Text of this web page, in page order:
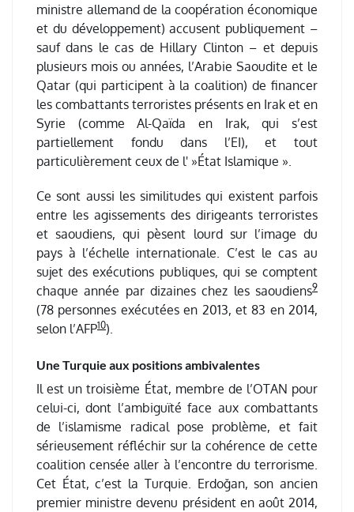
ministre allemand de la coopération économique
et du développement) accusent publiquement –
sauf dans le cas de Hillary Clinton – et depuis
plusieurs mois ou années, l’Arabie Saoudite et le
Qatar (qui participent à la coalition) de financer
les combattants terroristes présents en Irak et en
Syrie (comme Al-Qaïda en Irak, qui s’est
partiellement fondu dans l’EI), et tout
particulièrement ceux de l' »État Islamique ».
Ce sont aussi les similitudes qui existent parfois
entre les agissements des dirigeants terroristes
et saoudiens, qui pèsent lourd sur l’image du
pays à l’échelle internationale. C’est le cas au
sujet des exécutions publiques, qui se comptent
chaque année par dizaines chez les saoudiens9
(78 personnes exécutées en 2013, et 83 en 2014,
selon l’AFP10).
Une Turquie aux positions ambivalentes
Il est un troisième État, membre de l’OTAN pour
celui-ci, dont l’ambiguïté face aux combattants
de l’islamisme radical pose problème, et fait
sérieusement réfléchir sur la cohérence de cette
coalition censée aller à l’encontre du terrorisme.
Cet État, c’est la Turquie. Erdoğan, son ancien
premier ministre devenu président en août 2014,